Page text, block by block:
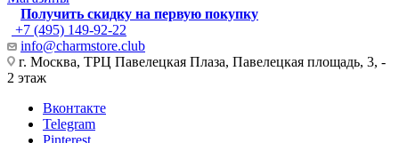
Получить скидку на первую покупку
+7 (495) 149-92-22
info@charmstore.club
г. Москва, ТРЦ Павелецкая Плаза, Павелецкая площадь, 3, -
2 этаж
Вконтакте
Telegram
Pinterest